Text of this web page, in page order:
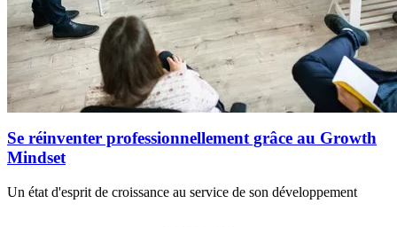
Se réinventer professionnellement grâce au Growth
Mindset
Un état d'esprit de croissance au service de son développement